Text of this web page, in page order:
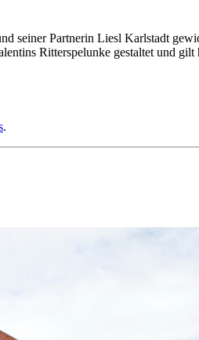
seiner Partnerin Liesl Karlstadt
Ritterspelunke gestaltet und
.